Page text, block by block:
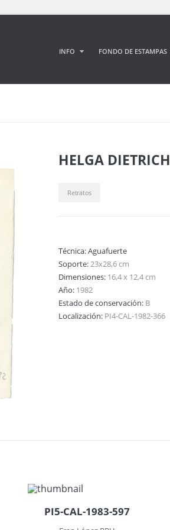
INFO FONDO DE ESTAMPAS
HELGA DIETRICH
Retratos
Técnica:Aguafuerte
Soporte:23x28,6 cm
Dimensiones: 16,4 x 12,4 cm
Año: 1982
Estado de conservación: B
Localización: PI4-CAL-1982-366
PI5-CAL-1983-597